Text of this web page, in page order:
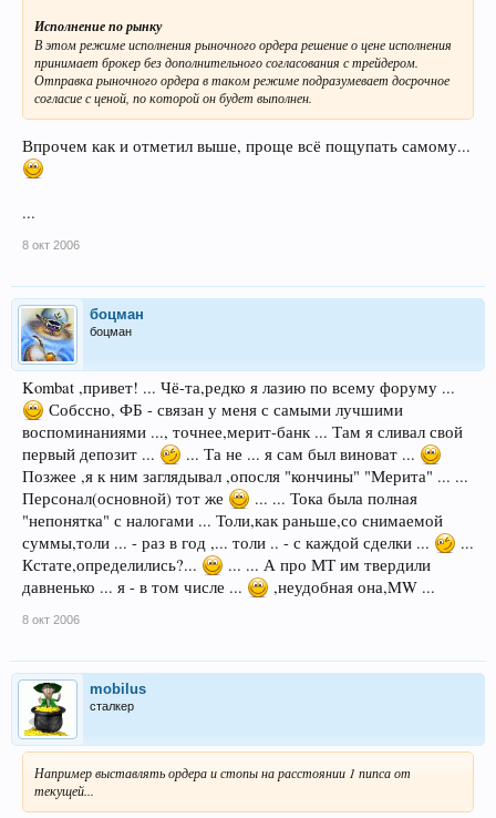
Исполнение по рынку
В этом режиме исполнения рыночного ордера решение о цене исполнения
принимает брокер без дополнительного согласования с трейдером.
Отправка рыночного ордера в таком режиме подразумевает досрочное
согласие с ценой, по которой он будет выполнен.
Впрочем как и отметил выше, проще всё пощупать самому...
...
8 окт 2006
боцман
боцман
Kombat ,привет! ... Чё-та,редко я лазию по всему форуму ...
Собссно, ФБ - связан у меня с самыми лучшими
воспоминаниями ..., точнее,мерит-банк ... Там я сливал свой
первый депозит ...
... Та не ... я сам был виноват ...
Позжее ,я к ним заглядывал ,опосля "кончины" "Мерита" ... ...
Персонал(основной) тот же
... ... Тока была полная
"непонятка" с налогами ... Толи,как раньше,со снимаемой
суммы,толи ... - раз в год ,... толи .. - с каждой сделки ...
...
Кстате,определились?...
... ... А про МТ им твердили
давненько ... я - в том числе ...
,неудобная она,MW ...
8 окт 2006
mobilus
сталкер
Например выставлять ордера и стопы на расстоянии 1 пипса от
текущей...